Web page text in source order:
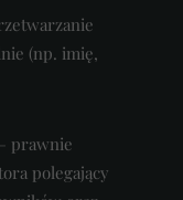
(np. imię,
prawnie
polegający